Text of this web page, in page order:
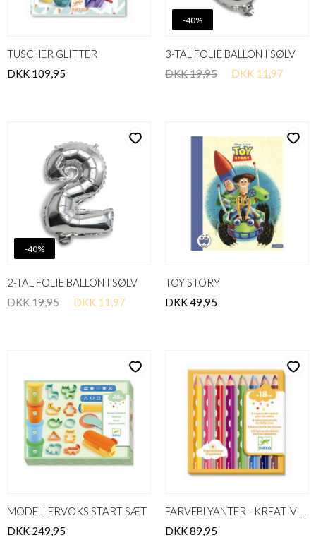
TUSCHER GLITTER
DKK 109,95
-40%
3-TAL FOLIE BALLON I SØLV
DKK 19,95
DKK 11,97
-40%
2-TAL FOLIE BALLON I SØLV
DKK 19,95
DKK 11,97
TOY STORY
DKK 49,95
MODELLERVOKS START SÆT
DKK 249,95
FARVEBLYANTER - KREATIV FOR DE SMÅ
DKK 89,95